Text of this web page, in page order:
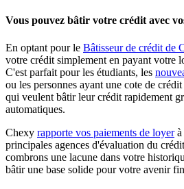
Vous pouvez bâtir votre crédit avec
En optant pour le Bâtisseur de crédit de
votre crédit simplement en payant votre
C'est parfait pour les étudiants, les
ou les personnes ayant une cote de
qui veulent bâtir leur crédit rapidement
automatiques.
Chexy rapporte vos paiements de loyerà
principales agences d'évaluation du
combrons une lacune dans votre
bâtir une base solide pour votre avenir